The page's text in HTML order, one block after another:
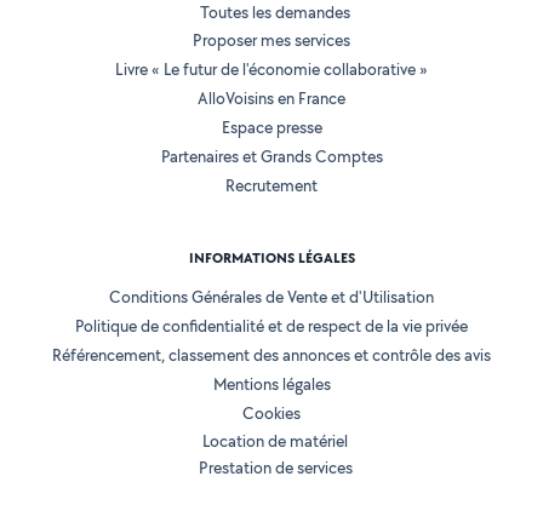
Toutes les demandes
Proposer mes services
Livre « Le futur de l'économie collaborative »
AlloVoisins en France
Espace presse
Partenaires et Grands Comptes
Recrutement
INFORMATIONS LÉGALES
Conditions Générales de Vente et d'Utilisation
Politique de confidentialité et de respect de la vie privée
Référencement, classement des annonces et contrôle des avis
Mentions légales
Cookies
Location de matériel
Prestation de services